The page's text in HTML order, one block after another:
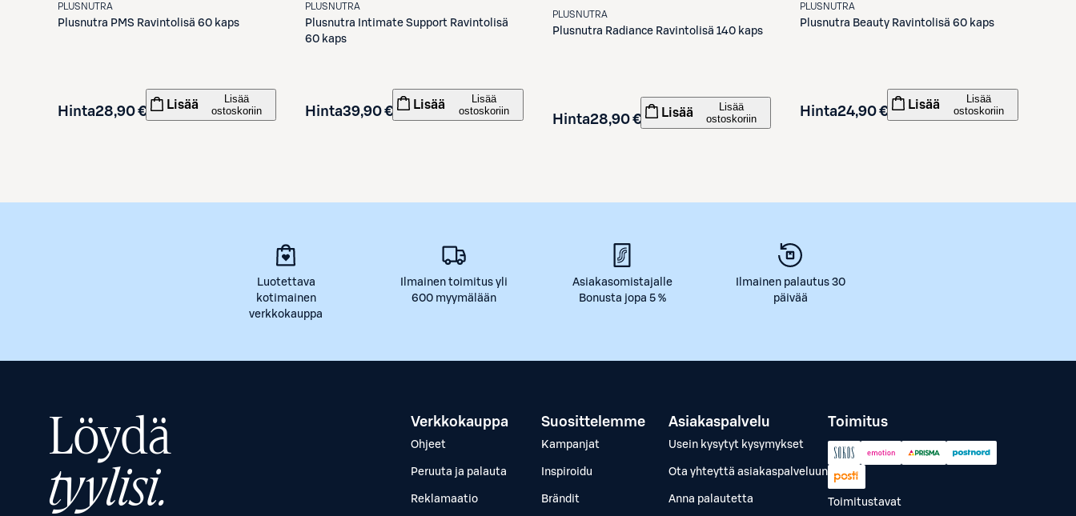
PLUSNUTRA
Plusnutra PMS Ravintolisä 60 kaps
Hinta28,90 € Lisää
Lisää
ostoskoriin
PLUSNUTRA
Plusnutra
Intimate Support Ravintolisä
60 kaps
Hinta39,90 € Lisää
Lisää
ostoskoriin
PLUSNUTRA
Plusnutra Radiance Ravintolisä 140 kaps
Hinta28,90 € Lisää
Lisää
ostoskoriin
PLUSNUTRA
Plusnutra Beauty Ravintolisä 60 kaps
Hinta24,90 € Lisää
Lisää
ostoskoriin
Luotettava
kotimainen
verkkokauppa
Ilmainen toimitus yli
600 myymälään
Asiakasomistajalle
Bonusta jopa 5 %
Ilmainen palautus 30
päivää
Löydä
tyylisi.
Verkkokauppa
Ohjeet
Peruuta ja palauta
Reklamaatio
Suosittelemme
Kampanjat
Inspiroidu
Brändit
Asiakaspalvelu
Usein kysytyt kysymykset
Ota yhteyttä asiakaspalveluun
Anna palautetta
Toimitus
Toimitustavat